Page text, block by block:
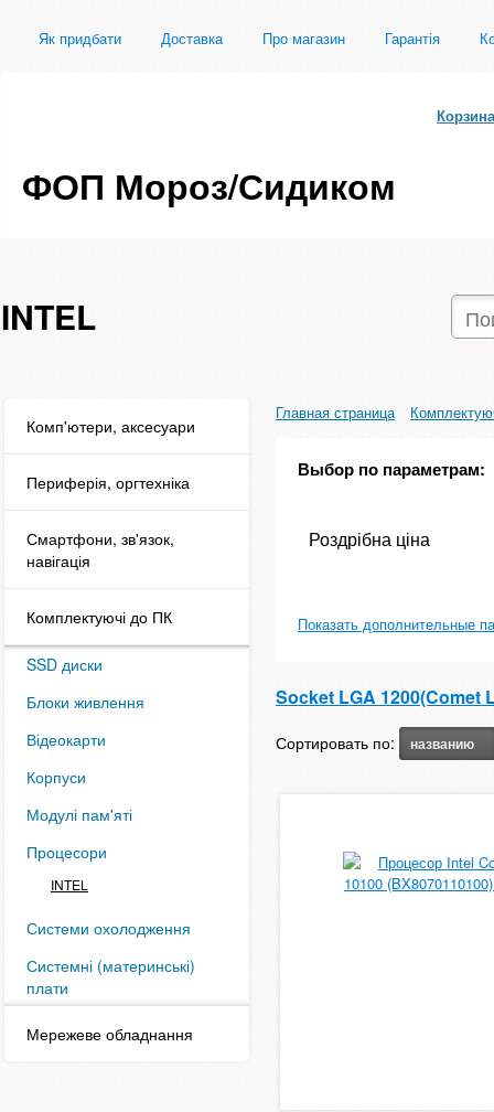
Як придбати Доставка Про магазин Гарантія
Корзина
ФОП Мороз/Сидиком
INTEL
Комп'ютери, аксесуари
Периферія, оргтехніка
Смартфони, зв'язок,
навігація
Комплектуючі до ПК
SSD диски
Блоки живлення
Відеокарти
Корпуси
Модулі пам'яті
Процесори
INTEL
Системи охолодження
Системні (материнські)
плати
Мережеве обладнання
Главная страница
Выбор по параметрам:
Роздрібна ціна
Показать дополнительные
Socket LGA 1200(Comet
Сортировать по: названию